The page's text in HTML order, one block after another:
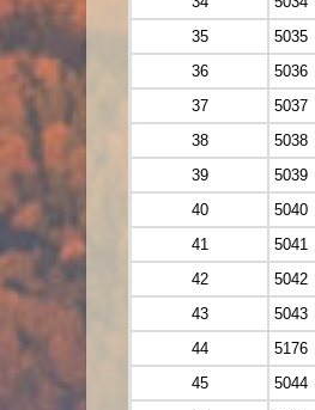
35
5035
36
5036
37
5037
38
5038
39
5039
40
5040
41
5041
42
5042
43
5043
44
5176
45
5044